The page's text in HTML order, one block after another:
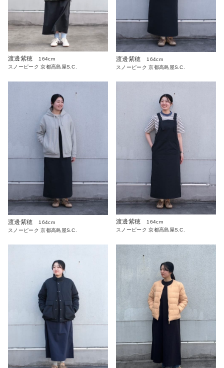
渡邊紫穂
164cm
スノーピーク 京都高島屋S.C.
渡邊紫穂
164cm
スノーピーク 京都高島屋S.C.
渡邊紫穂
164cm
スノーピーク 京都高島屋S.C.
渡邊紫穂
164cm
スノーピーク 京都高島屋S.C.